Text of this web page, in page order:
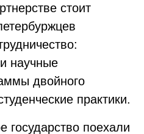
стоит
научные
двойного
практики.
государство поехали